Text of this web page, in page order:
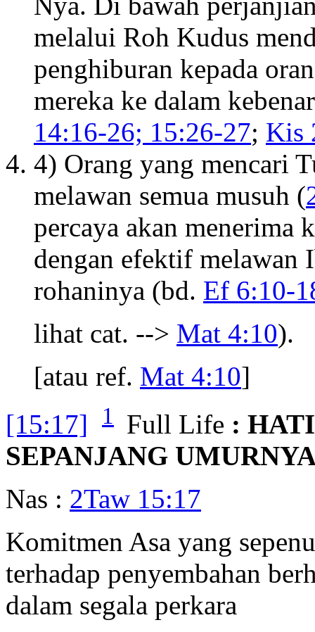
melalui Roh Kudus
penghiburan kepada
mereka ke dalam
14:16-26; 15:26-27; Kis
4) Orang yang mencari
melawan semua musuh (
percaya akan menerima
dengan efektif melawan
rohaninya (bd. Ef 6:10-
lihat cat. --> Mat 4:10).
[atau ref. Mat 4:10]
[15:17]
1 Full Life :
SEPANJANG
Nas : 2Taw 15:17
Komitmen Asa yang
terhadap penyembahan
dalam segala perkara